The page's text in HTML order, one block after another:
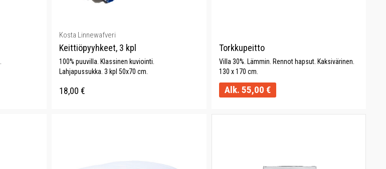
Kosta Linnewafveri
Keittiöpyyhkeet, 3 kpl
100% puuvilla. Klassinen kuviointi.
Lahjapussukka. 3 kpl 50x70 cm.
18,00 €
Torkkupeitto
Villa 30%. Lämmin. Rennot hapsut. Kaksivärinen.
130 x 170 cm.
Alk. 55,00 €